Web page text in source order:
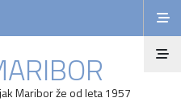
Maribor že od leta 1957